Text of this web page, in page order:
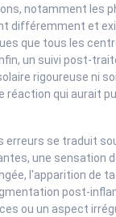
notamment les
différemment et
que tous les
un suivi post-
rigoureuse ni
réaction qui aurait
erreurs se traduit
une sensation
l'apparition de
post-
ou un aspect